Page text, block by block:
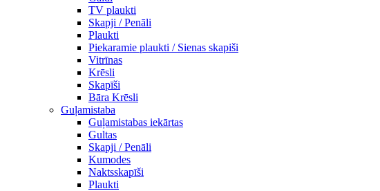
TV plaukti
Skapji / Penāli
Plaukti
Piekaramie plaukti / Sienas skapiši
Vitrīnas
Krēsli
Skapīši
Bāra Krēsli
Guļamistaba
Guļamistabas iekārtas
Gultas
Skapji / Penāli
Kumodes
Naktsskapīši
Plaukti